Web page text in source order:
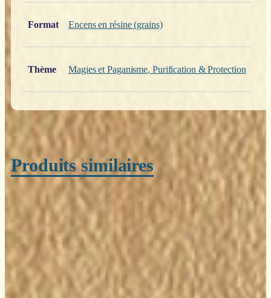
Format
Encens en résine (grains)
Thème Magies et Paganisme, Purification & Protection
Produits similaires